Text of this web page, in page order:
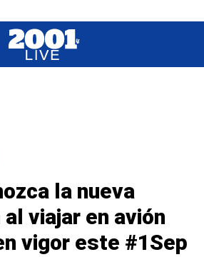
la nueva
viajar en avión
vigor este #1Sep